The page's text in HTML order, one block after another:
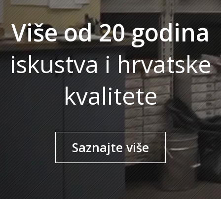
Više od 20 godina
iskustva i hrvatske
kvalitete
Saznajte više